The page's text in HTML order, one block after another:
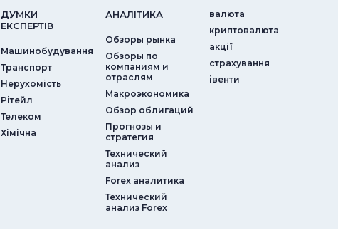
ДУМКИ
ЕКСПЕРТIВ
Машинобудування
Транспорт
Нерухомість
Рітейл
Телеком
Хімічна
АНАЛIТИКА
Обзоры рынка
Обзоры по
компаниям и
отраслям
Макроэкономика
Обзор облигаций
Прогнозы и
стратегия
Технический
анализ
Forex аналитика
Технический
анализ Forex
валюта
криптовалюта
акції
страхування
iвенти